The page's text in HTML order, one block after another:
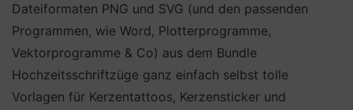
Dateiformaten PNG und SVG (und den passenden
Programmen, wie Word, Plotterprogramme,
Vektorprogramme & Co) aus dem Bundle
Hochzeitsschriftzüge ganz einfach selbst tolle
Vorlagen für Kerzentattoos, Kerzensticker und